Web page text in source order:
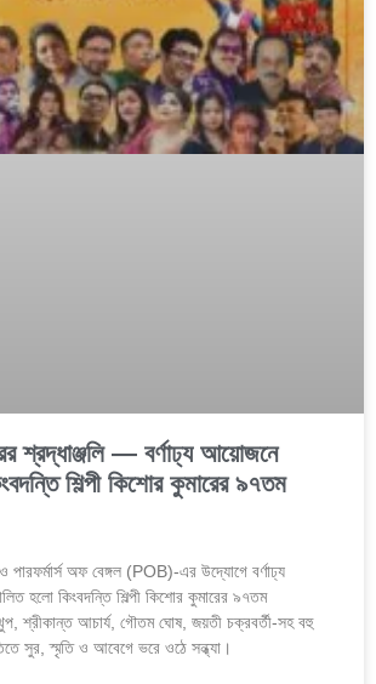
শ্রদ্ধাঞ্জলি — বর্ণাঢ্য আয়োজনে
শিল্পী কিশোর কুমারের ৯৭তম
ও পারফর্মার্স অফ বেঙ্গল (POB)-এর উদ্যোগে বর্ণাঢ্য
হলো কিংবদন্তি শিল্পী কিশোর কুমারের ৯৭তম
শ্রীকান্ত আচার্য, গৌতম ঘোষ, জয়তী চক্রবর্তী-সহ বহু
সুর, স্মৃতি ও আবেগে ভরে ওঠে সন্ধ্যা।